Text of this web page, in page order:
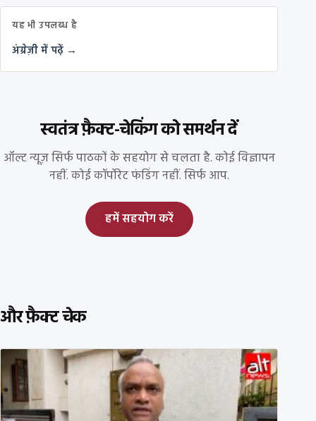
यह भी उपलब्ध है
अंग्रेज़ी में पढ़ें →
स्वतंत्र फ़ैक्ट-चेकिंग को समर्थन दें
ऑल्ट न्यूज़ सिर्फ पाठकों के सहयोग से चलता है. कोई विज्ञापन
नहीं. कोई कॉर्पोरेट फंडिंग नहीं. सिर्फ आप.
हमें सहयोग करें
और फ़ैक्ट चेक